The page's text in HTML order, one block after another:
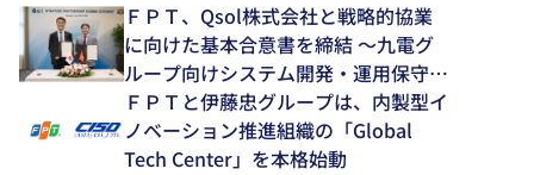
ＦＰＴ、Qsol株式会社と戦略的協業
に向けた基本合意書を締結 ～九電グ
ループ向けシステム開発・運用保守領
域で中長期的な協業を推進～
ＦＰＴと伊藤忠グループは、内製型イ
ノベーション推進組織の「Global
Tech Center」を本格始動